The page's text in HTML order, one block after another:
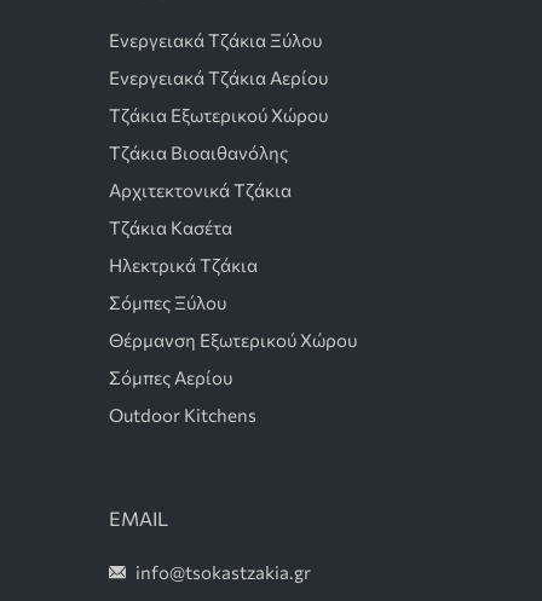
Ενεργειακά Τζάκια Ξύλου
Ενεργειακά Τζάκια Αερίου
Τζάκια Εξωτερικού Χώρου
Τζάκια Βιοαιθανόλης
Αρχιτεκτονικά Τζάκια
Τζάκια Κασέτα
Ηλεκτρικά Τζάκια
Σόμπες Ξύλου
Θέρμανση Εξωτερικού Χώρου
Σόμπες Αερίου
Outdoor Kitchens
EMAIL
info@tsokastzakia.gr